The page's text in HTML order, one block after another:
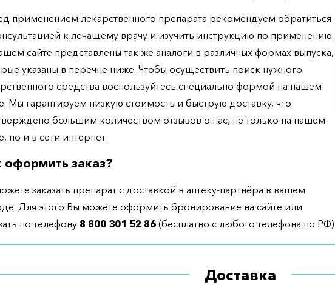
применением лекарственного препарата рекомендуем обратиться
к лечащему врачу и изучить инструкцию по применению.
сайте представлены так же аналоги в различных формах выпуска,
указаны в перечне ниже. Чтобы осуществить поиск нужного
средства воспользуйтесь специально формой на нашем
Мы гарантируем низкую стоимость и быструю доставку, что
большим количеством отзывов о нас, не только на нашем
но и в сети интернет.
оформить заказ?
заказать препарат с доставкой в аптеку-партнёра в вашем
Для этого Вы можете оформить бронирование на сайте или
по телефону 8 800 301 52 86 (бесплатно с любого телефона по РФ)
Доставка